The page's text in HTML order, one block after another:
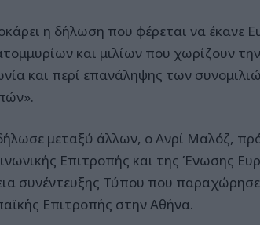
η δήλωση που φέρεται να έκανε
και μιλίων που χωρίζουν
και περί επανάληψης των
μεταξύ άλλων, ο Ανρί Μαλόζ,
Επιτροπής και της Ένωσης
συνέντευξης Τύπου που
Επιτροπής στην Αθήνα.